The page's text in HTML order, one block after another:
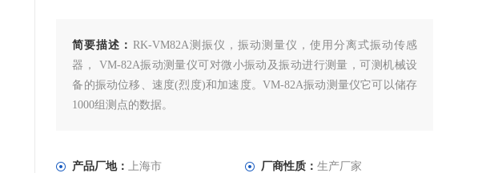
简要描述： RK-VM82A测振仪，振动测量仪，使用分离式振动传感
器， VM-82A振动测量仪可对微小振动及振动进行测量，可测机械设
备的振动位移、速度(烈度)和加速度。VM-82A振动测量仪它可以储存
1000组测点的数据。
产品厂地：上海市 厂商性质： 生产厂家